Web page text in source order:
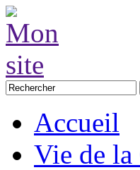
Accueil
Vie de la